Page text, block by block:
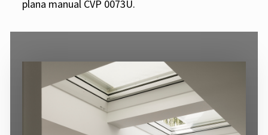
plana manual CVP 0073U.